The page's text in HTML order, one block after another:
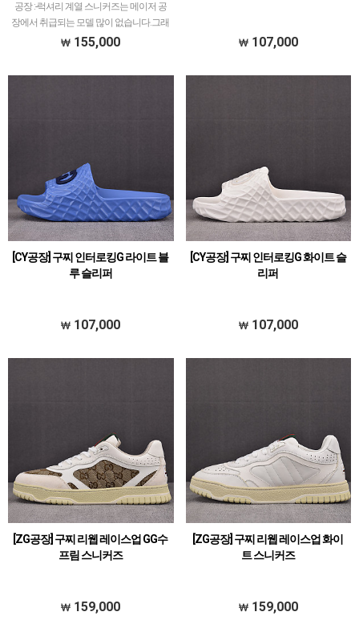
공장 :-​럭셔리 계열 스니커즈는 메이저 공
장에서 취급되는 모델 많이 없습니다.그래
서 전문적으로 취급하는 공장과제가 현지
155,000 107,000
[CY공장] 구찌 인터로킹G 라이트 블
루 슬리퍼
107,000
[CY공장] 구찌 인터로킹G 화이트 슬
리퍼
107,000
[ZG공장] 구찌 리웹 레이스업 GG수
프림 스니커즈
159,000
[ZG공장] 구찌 리웹 레이스업 화이
트 스니커즈
159,000